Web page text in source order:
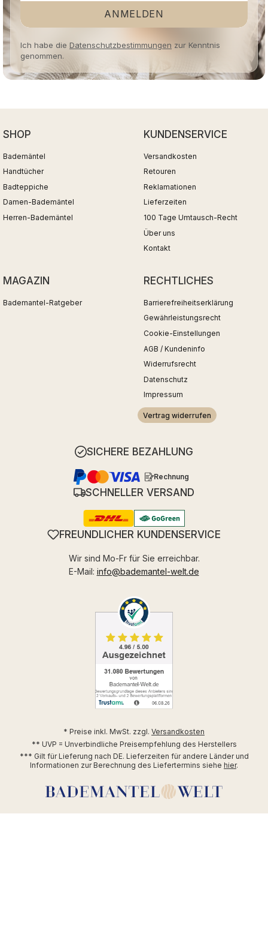
ANMELDEN
Ich habe die Datenschutzbestimmungen zur Kenntnis
genommen.
SHOP
Bademäntel
Handtücher
Badteppiche
Damen-Bademäntel
Herren-Bademäntel
KUNDENSERVICE
Versandkosten
Retouren
Reklamationen
Lieferzeiten
100 Tage Umtausch-Recht
Über uns
Kontakt
MAGAZIN
Bademantel-Ratgeber
RECHTLICHES
Barrierefreiheitserklärung
Gewährleistungsrecht
Cookie-Einstellungen
AGB / Kundeninfo
Widerrufsrecht
Datenschutz
Impressum
Vertrag widerrufen
SICHERE BEZAHLUNG
Rechnung
SCHNELLER VERSAND
FREUNDLICHER KUNDENSERVICE
Wir sind Mo-Fr für Sie erreichbar.
E-Mail: info@bademantel-welt.de
* Preise inkl. MwSt. zzgl. Versandkosten
** UVP = Unverbindliche Preisempfehlung des Herstellers
*** Gilt für Lieferung nach DE. Lieferzeiten für andere Länder und
Informationen zur Berechnung des Liefertermins siehe hier.